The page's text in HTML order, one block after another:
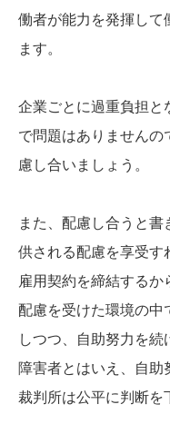
働者が能力を発揮して
ます。
企業ごとに過重負担と
で問題はありませんの
慮し合いましょう。
また、配慮し合うと
供される配慮を享受す
雇用契約を締結するか
配慮を受けた環境の中
しつつ、自助努力を続
障害者とはいえ、自助
裁判所は公平に判断を